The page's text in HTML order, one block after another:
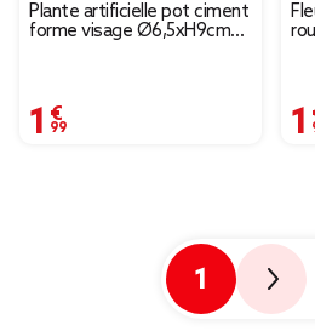
Plante artificielle pot ciment
forme visage Ø6,5xH9cm
1,99 €
1